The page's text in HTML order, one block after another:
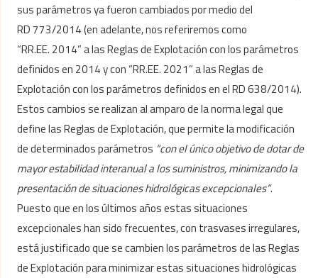
sus parámetros ya fueron cambiados por medio del
RD 773/2014 (en adelante, nos referiremos como
“RR.EE. 2014” a las Reglas de Explotación con los parámetros
definidos en 2014 y con “RR.EE. 2021” a las Reglas de
Explotación con los parámetros definidos en el RD 638/2014).
Estos cambios se realizan al amparo de la norma legal que
define las Reglas de Explotación, que permite la modificación
de determinados parámetros “con el único objetivo de dotar de
mayor estabilidad interanual a los suministros, minimizando la
presentación de situaciones hidrológicas excepcionales”.
Puesto que en los últimos años estas situaciones
excepcionales han sido frecuentes, con trasvases irregulares,
está justificado que se cambien los parámetros de las Reglas
de Explotación para minimizar estas situaciones hidrológicas